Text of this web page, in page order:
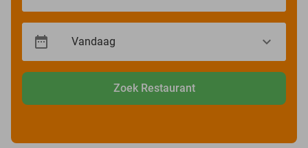
Zoek Restaurant